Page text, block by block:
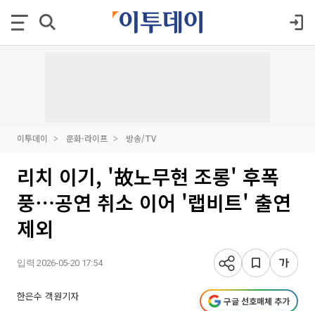
이투데이 문화·라이프 방송/TV
리치 이기, '故노무현 조롱' 후폭
풍⋯공연 취소 이어 '랩비트' 출연
제외
입력 2026-05-20 17:54
한은수 객원기자 구글 선호매체 추가